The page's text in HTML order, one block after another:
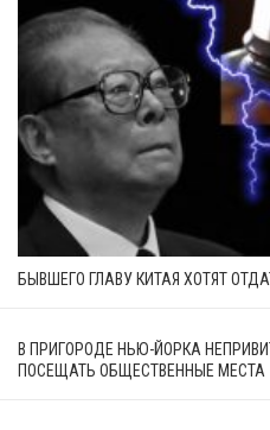
БЫВШЕГО ГЛАВУ КИТАЯ ХОТЯТ
В ПРИГОРОДЕ НЬЮ-ЙОРКА
ПОСЕЩАТЬ ОБЩЕСТВЕННЫЕ МЕСТА